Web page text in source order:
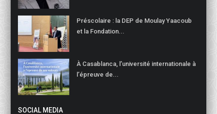
Préscolaire : la DEP de Moulay Yaacoub
et la Fondation...
À Casablanca, l’université internationale à
l’épreuve de...
SOCIAL MEDIA